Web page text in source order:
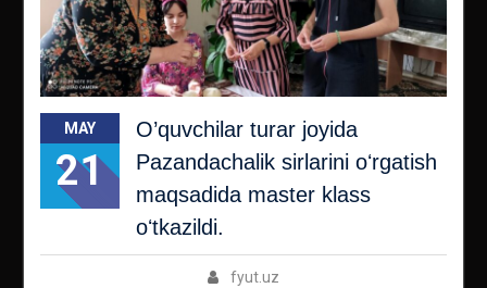
MAY
21
O’quvchilar turar joyida
Pazandachalik sirlarini oʻrgatish
maqsadida master klass
oʻtkazildi.
fyut.uz